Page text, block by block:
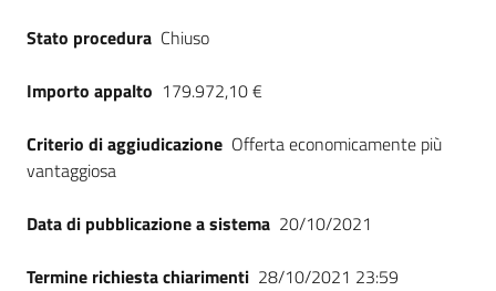
Stato procedura Chiuso
Importo appalto 179.972,10 €
Criterio di aggiudicazione Offerta economicamente più
vantaggiosa
Data di pubblicazione a sistema 20/10/2021
Termine richiesta chiarimenti 28/10/2021 23:59